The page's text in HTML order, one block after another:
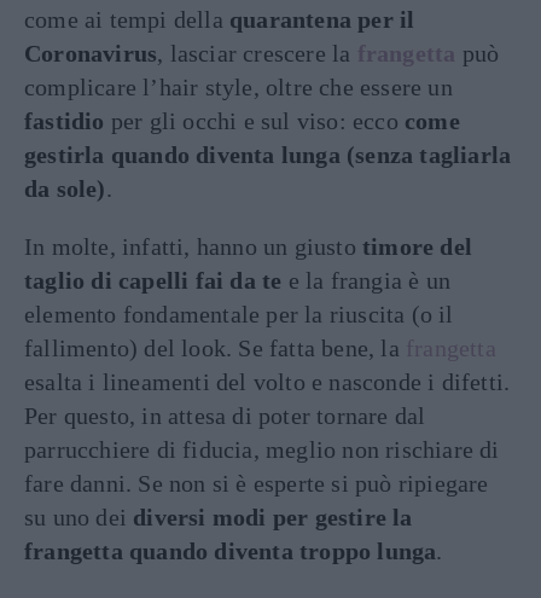
come ai tempi della quarantena per il
Coronavirus, lasciar crescere la frangetta può
complicare l’hair style, oltre che essere un
fastidio per gli occhi e sul viso: ecco come
gestirla quando diventa lunga (senza tagliarla
da sole).
In molte, infatti, hanno un giusto timore del
taglio di capelli fai da te e la frangia è un
elemento fondamentale per la riuscita (o il
fallimento) del look. Se fatta bene, la frangetta
esalta i lineamenti del volto e nasconde i difetti.
Per questo, in attesa di poter tornare dal
parrucchiere di fiducia, meglio non rischiare di
fare danni. Se non si è esperte si può ripiegare
su uno dei diversi modi per gestire la
frangetta quando diventa troppo lunga.